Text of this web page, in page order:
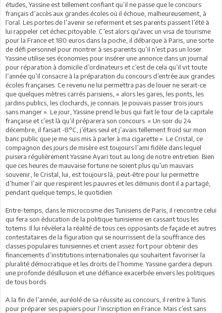
études, Yassine est tellement confiant qu’il ne passe que le concours
français d’accès aux grandes écoles où il échoue, malheureusement, à
l’oral. Les portes de l’avenir se referment et ses parents passent l’été à
lui rappeler cet échec pitoyable. C’est alors qu'avec un visa de tourisme
pour la France et 180 euros dans la poche, il débarque à Paris, une sorte
de défi personnel pour montrer à ses parents qu’il n’est pas un loser.
Yassine utilise ses économies pour insérer une annonce dans un journal
pour réparation à domicile d’ordinateurs et c’est de cela qu’il vit toute
l’année qu’il consacre à la préparation du concours d’entrée aux grandes
écoles françaises. Ce revenu ne lui permettra pas de louer ne serait-ce
que quelques mètres carrés parisiens, « alors les gares, les ponts, les
jardins publics, les clochards, je connais. Je pouvais passer trois jours
sans manger ». Le jour, Yassine prend le bus qui fait le tour de la capitale
française et c’est là qu’il préparera son concours. « Un soir du 24
décembre, il faisait -8°C, j’étais seul et j’avais tellement froid sur mon
banc public que je me suis mis à parler à ma cigarette ». Le Cristal, ce
compagnon des jours de misère est toujours l’ami fidèle dans lequel
puisera régulièrement Yassine Ayari tout au long de notre entretien. Bien
que ces heures de mauvaise fortune ne soient plus qu’un mauvais
souvenir, le Cristal, lui, est toujours là, peut-être pour lui permettre
d’humer l’air que respirent les pauvres et les démunis dont il a partagé,
pendant quelque temps, le quotidien.
Entre-temps, dans le microcosme des Tunisiens de Paris, il rencontre celui
qui fera son éducation de la politique tunisienne en cassant tous les
totems. Il lui révèlera la réalité de tous ces opposants de façade et autres
contestataires de la figuration qui se nourrissent de la souffrance des
classes populaires tunisiennes et crient assez fort pour obtenir des
financements d’institutions internationales qui souhaitent favoriser la
pluralité démocratique et les droits de l’homme. Yassine gardera depuis
une profonde désillusion et une défiance exacerbée envers les politiques
de tous bords.
A la fin de l’année, auréolé de sa réussite au concours, il rentre à Tunis
pour préparer ses papiers pour l’inscription en France. Mais c’est sans